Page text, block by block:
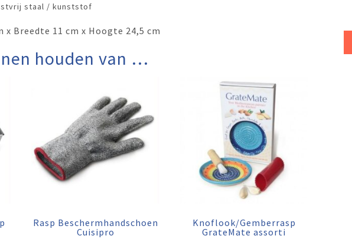
staal / kunststof
Breedte 11 cm x Hoogte 24,5 cm
houden van …
Rasp Beschermhandschoen
Cuisipro
Knoflook/Gemberrasp
GrateMate assorti